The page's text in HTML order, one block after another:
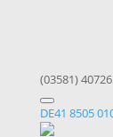
(03581)
DE41 8505